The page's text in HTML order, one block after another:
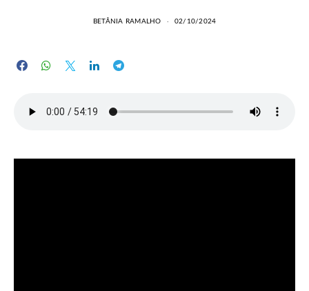
BETÂNIA RAMALHO 02/10/2024